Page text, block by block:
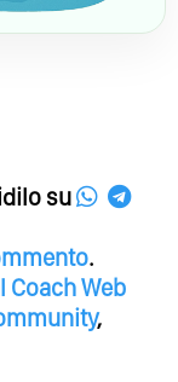
su
.
CoachWeb
,